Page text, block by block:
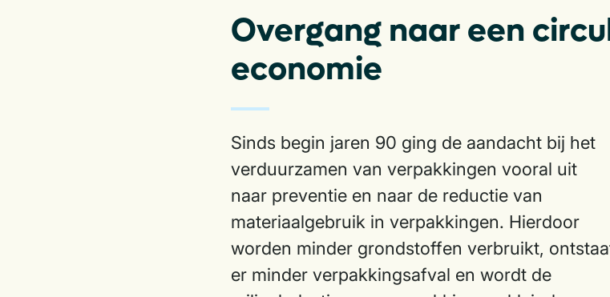
Overgang naar een
economie
Sinds begin jaren 90 ging de aandacht bij het
verduurzamen van verpakkingen vooral uit
naar preventie en naar de reductie van
materiaalgebruik in verpakkingen. Hierdoor
worden minder grondstoffen verbruikt,
er minder verpakkingsafval en wordt de